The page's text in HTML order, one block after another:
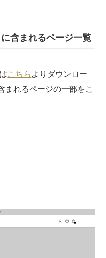
含まれるページ一覧
こちら よりダウンロー
まれるページの一部をこ